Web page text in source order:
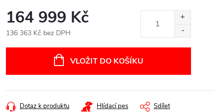
164 999 Kč
136 363 Kč bez DPH
VLOŽIT DO KOŠÍKU
Dotaz k produktu Hlídací pes Sdílet